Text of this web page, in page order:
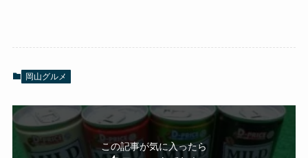
岡山グルメ
この記事が気に入ったら